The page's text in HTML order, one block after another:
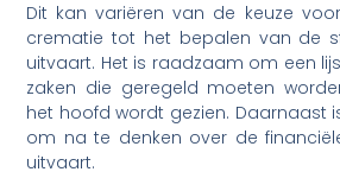
Dit kan variëren van de keuze
crematie tot het bepalen van de
uitvaart. Het is raadzaam om een
zaken die geregeld moeten
het hoofd wordt gezien. Daarnaast
om na te denken over de
uitvaart.